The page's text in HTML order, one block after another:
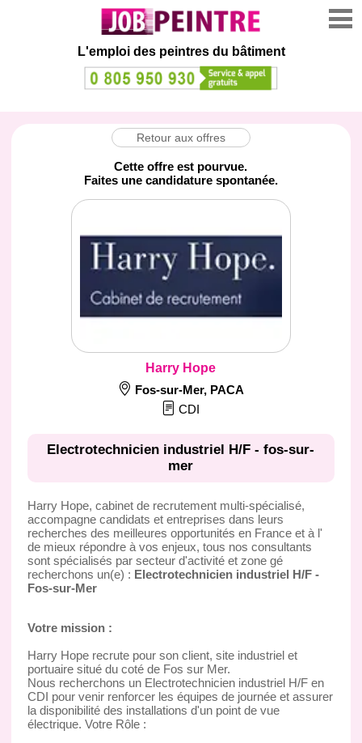
L'emploi des peintres du bâtiment
Retour aux offres
Cette offre est pourvue.
Faites une candidature spontanée.
Harry Hope
Fos-sur-Mer, PACA
CDI
Electrotechnicien industriel H/F - fos-sur-
mer
Harry Hope, cabinet de recrutement multi-spécialisé,
accompagne candidats et entreprises dans leurs
recherches des meilleures opportunités en France et à l'
de mieux répondre à vos enjeux, tous nos consultants
sont spécialisés par secteur d'activité et zone gé
recherchons un(e) : Electrotechnicien industriel H/F -
Fos-sur-Mer
Votre mission :
Harry Hope recrute pour son client, site industriel et
portuaire situé du coté de Fos sur Mer.
Nous recherchons un Electrotechnicien industriel H/F en
CDI pour venir renforcer les équipes de journée et assurer
la disponibilité des installations d'un point de vue
électrique. Votre Rôle :